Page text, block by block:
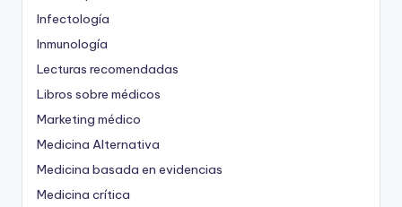
Infectología
Inmunología
Lecturas recomendadas
Libros sobre médicos
Marketing médico
Medicina Alternativa
Medicina basada en evidencias
Medicina crítica